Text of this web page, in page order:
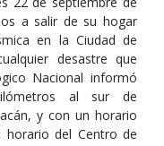
a salir de su hogar
en la Ciudad de
desastre que
Nacional informó
al sur de
y con un horario
horario del Centro de